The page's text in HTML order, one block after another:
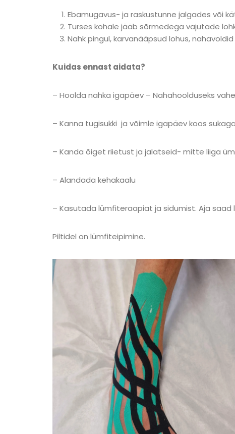
Ebamugavus- ja raskustunne jalgades või
Turses kohale jääb sõrmedega vajutade
Nahk pingul, karvanääpsud lohus,
Kuidas ennast aidata?
– Hoolda nahka igapäev – Nahahoolduseks
– Kanna tugisukki ja võimle igapäev koos sukaga
– Kanda õiget riietust ja jalatseid- mitte liiga
– Alandada kehakaalu
– Kasutada lümfiteraapiat ja sidumist. Aja
Piltidel on lümfiteipimine.